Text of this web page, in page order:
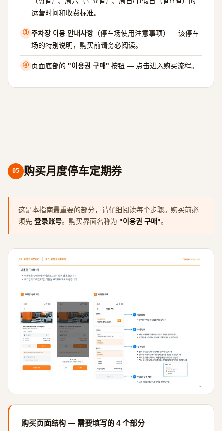
运营时间和收费标准。
③ 주차장 이용 안내사항 （停车场使用注意事项）— 该停车
场的特别说明，购买前请务必阅读。
④ 页面底部的 "이용권 구매" 按钮 — 点击进入购买流程。
05 购买月度停车定期券
这是本指南最重要的部分，请仔细阅读每个步骤。购买前必
须先 登录账号。购买界面名称为 "이용권 구매"。
购买页面结构 — 需要填写的 4 个部分